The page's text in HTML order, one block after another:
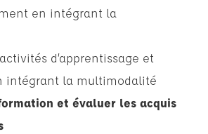
en intégrant la
d’apprentissage et
intégrant la multimodalité
et évaluer les acquis